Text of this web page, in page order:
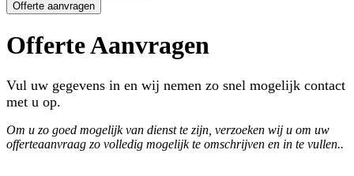
Offerte aanvragen
Offerte Aanvragen
Vul uw gegevens in en wij nemen zo snel mogelijk contact
met u op.
Om u zo goed mogelijk van dienst te zijn, verzoeken wij u om uw
offerteaanvraag zo volledig mogelijk te omschrijven en in te vullen..